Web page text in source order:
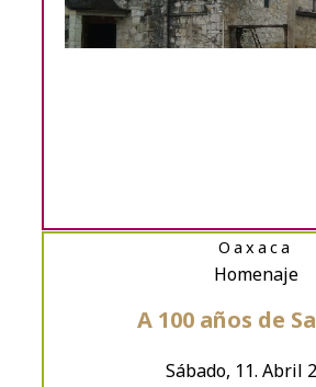
Sábado, 11. Abril
A 100 años de
Homenaje
Oaxaca